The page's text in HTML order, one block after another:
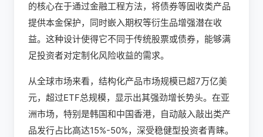
的核心在于通过金融工程方法，将债券等固收类产品
提供本金保护，同时嵌入期权等衍生品增强潜在收
益。这种设计使得它不同于传统股票或债券，能够满
足投资者对定制化风险收益的需求。
从全球市场来看，结构化产品市场规模已超7万亿美
元，超过ETF总规模，显示出其强劲增长势头。在亚
洲市场，特别是韩国和中国香港，自动敲入敲出类产
品发行占比高达15%-50%，深受稳健型投资者青睐。